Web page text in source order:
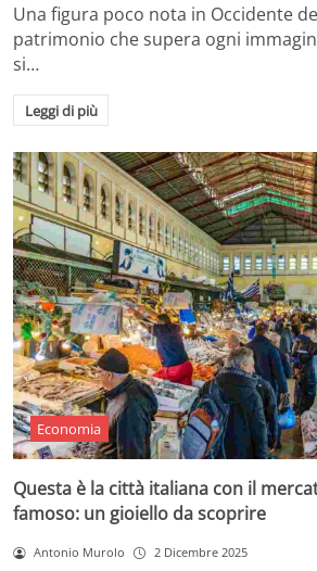
Una figura poco nota in Occidente
patrimonio che supera ogni
si…
Leggi di più
Economia
Questa è la città italiana con il
famoso: un gioiello da scoprire
Antonio Murolo 2 Dicembre 2025